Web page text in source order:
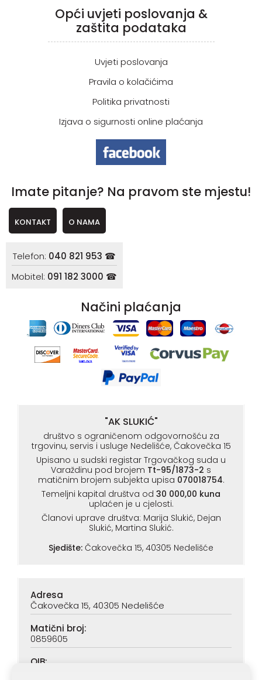
Opći uvjeti poslovanja &
zaštita podataka
Uvjeti poslovanja
Pravila o kolačićima
Politika privatnosti
Izjava o sigurnosti online plaćanja
Imate pitanje? Na pravom ste mjestu!
KONTAKT O NAMA
Telefon: 040 821 953 ☎
Mobitel: 091 182 3000 ☎
Načini plaćanja
"AK SLUKIĆ"
društvo s ograničenom odgovornošću za
trgovinu, servis i usluge Nedelišće, Čakovečka 15
Upisano u sudski registar Trgovačkog suda u
Varaždinu pod brojem Tt-95/1873-2 s
matičnim brojem subjekta upisa 070018754.
Temeljni kapital društva od 30 000,00 kuna
uplaćen je u cjelosti.
Članovi uprave društva: Marija Slukić, Dejan
Slukić, Martina Slukić.
Sjedište: Čakovečka 15, 40305 Nedelišće
Adresa
Čakovečka 15, 40305 Nedelišće
Matični broj:
0859605
OIB: